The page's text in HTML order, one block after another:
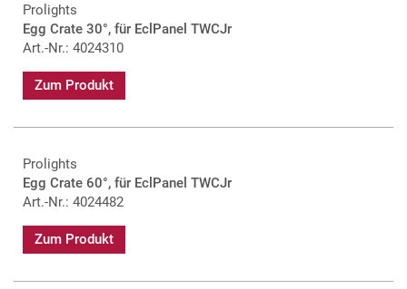
Prolights
Egg Crate 30°, für EclPanel TWCJr
Art.-Nr.: 4024310
Zum Produkt
Prolights
Egg Crate 60°, für EclPanel TWCJr
Art.-Nr.: 4024482
Zum Produkt